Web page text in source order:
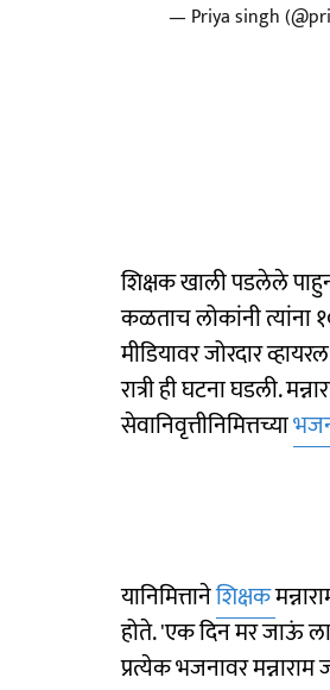
— Priya singh
शिक्षक खाली पडलेले
कळताच लोकांनी त्यांना
मीडियावर जोरदार
रात्री ही घटना घडली.
सेवानिवृत्तीनिमित्तच्या
यानिमित्तानेशिक्षक
होते. 'एक दिन मर जाऊं
प्रत्येक भजनावर